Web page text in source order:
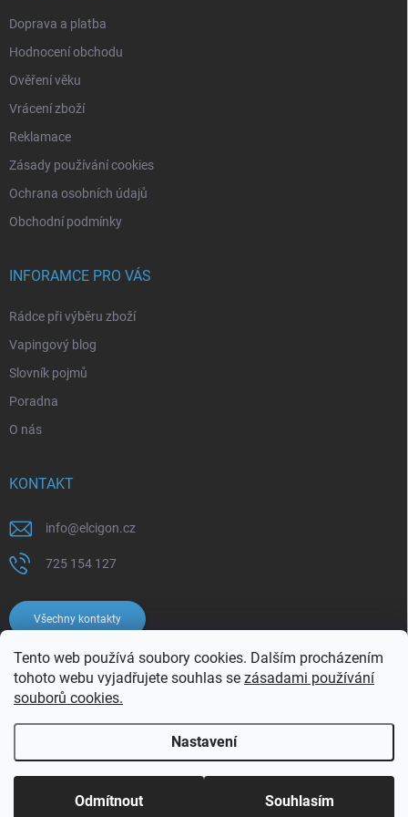
Tento web používá soubory cookies. Dalším procházením
tohoto webu vyjadřujete souhlas se zásadami používání
souborů cookies.
Nastavení
Odmítnout Souhlasím
Doprava a platba
Hodnocení obchodu
Ověření věku
Vrácení zboží
Reklamace
Zásady používání cookies
Ochrana osobních údajů
Obchodní podmínky
INFORAMCE PRO VÁS
Rádce při výběru zboží
Vapingový blog
Slovník pojmů
Poradna
O nás
KONTAKT
info@elcigon.cz
725 154 127
Všechny kontakty
Copyright 2026Elcigon.cz. Všechna práva vyhrazena.Upravit nastavení
cookies